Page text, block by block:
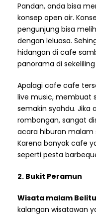
Pandan, anda bisa
konsep open air.
pengunjung bisa
dengan leluasa.
hidangan di cafe
panorama di
Apalagi cafe cafe
live music, membuat
semakin syahdu. Jika
rombongan, sangat
acara hiburan malam
Karena banyak cafe
seperti pesta
2. Bukit Peramun
Wisata malam
kalangan wisatawan